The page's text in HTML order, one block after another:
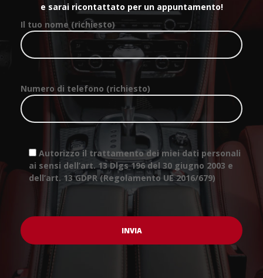
e sarai ricontattato per un appuntamento!
Il tuo nome (richiesto)
Numero di telefono (richiesto)
Autorizzo il trattamento dei miei dati personali
ai sensi dell’art. 13 Dlgs 196 del 30 giugno 2003 e
dell’art. 13 GDPR (Regolamento UE 2016/679)